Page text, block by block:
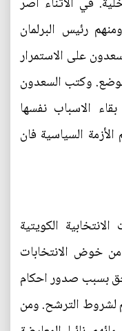
رئيس البرلمان
على الاستمرار
وكتب السعدون
الاسباب نفسها
السياسية فان
الكويتية
من خوض الانتخابات
بسبب صدور احكام
لشروط الترشح. ومن